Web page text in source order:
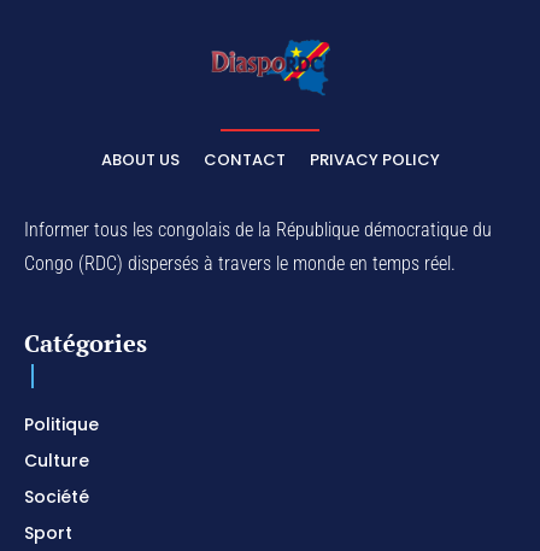
Yahweh Sabaoth / Prophetic Worship Instrumental
/ Piano pour prier / Instrumental d'intercession
ELIKIA NA NGAI / Instrumental de Prière / 1H
01:03:38
Piano pour prier / Soaking Worship Instrumental
01:17:32
For Your Name Is Holy / Prophetic Worship
I SURRENDER / Soaking Worship Instrumental /
ABOUT US CONTACT PRIVACY POLICY
Informer tous les congolais de la République démocratique du
Congo (RDC) dispersés à travers le monde en temps réel.
Catégories
Politique
Culture
Société
Sport